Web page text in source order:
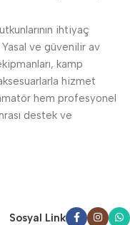
ihtiyaç
ve güvenilir av
kamp
hizmet
hem profesyonel
destek ve
için Topçuoğlu
Sosyal Link